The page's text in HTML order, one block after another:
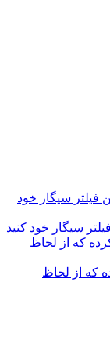
سیگار خود کنید
که از لحاظ